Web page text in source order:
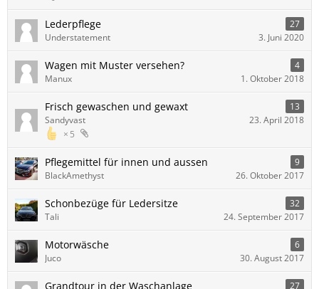
Lederpflege
27
Understatement
3. Juni 2020
Wagen mit Muster versehen?
4
Manux
1. Oktober 2018
Frisch gewaschen und gewaxt 13
5
Sandyvast 23. April 2018
Pflegemittel für innen und aussen
9
BlackAmethyst
26. Oktober 2017
Schonbezüge für Ledersitze
32
Tali
24. September 2017
Motorwäsche
6
Juco
30. August 2017
Grandtour in der Waschanlage
27